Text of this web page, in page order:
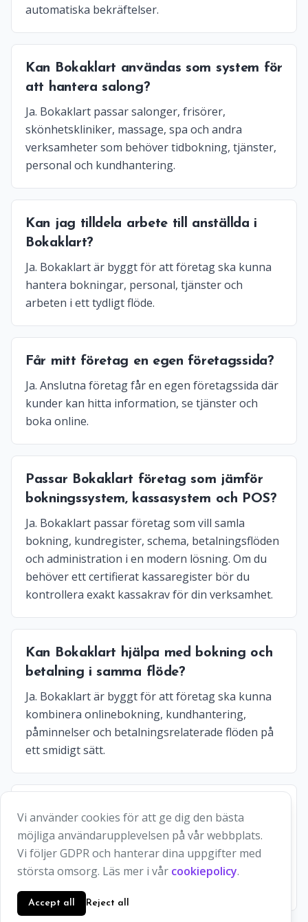
automatiska bekräftelser.
Kan Bokaklart användas som system för
att hantera salong?
Ja. Bokaklart passar salonger, frisörer,
skönhetskliniker, massage, spa och andra
verksamheter som behöver tidbokning, tjänster,
personal och kundhantering.
Kan jag tilldela arbete till anställda i
Bokaklart?
Ja. Bokaklart är byggt för att företag ska kunna
hantera bokningar, personal, tjänster och
arbeten i ett tydligt flöde.
Får mitt företag en egen företagssida?
Ja. Anslutna företag får en egen företagssida där
kunder kan hitta information, se tjänster och
boka online.
Passar Bokaklart företag som jämför
bokningssystem, kassasystem och POS?
Ja. Bokaklart passar företag som vill samla
bokning, kundregister, schema, betalningsflöden
och administration i en modern lösning. Om du
behöver ett certifierat kassaregister bör du
kontrollera exakt kassakrav för din verksamhet.
Kan Bokaklart hjälpa med bokning och
betalning i samma flöde?
Ja. Bokaklart är byggt för att företag ska kunna
kombinera onlinebokning, kundhantering,
påminnelser och betalningsrelaterade flöden på
ett smidigt sätt.
Rångedala?
Gå till Bokaklart och välj Lista ditt företag. Fyll i
företagets uppgifter, tjänster och tillgängliga
tider för att börja ta emot bokningar online.
Vi använder cookies för att ge dig den bästa
möjliga användarupplevelsen på vår webbplats.
Vi följer GDPR och hanterar dina uppgifter med
största omsorg. Läs mer i vår cookiepolicy.
Accept all Reject all